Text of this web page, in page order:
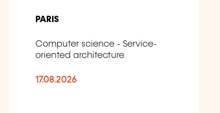
PARIS
Computer science - Service-
oriented architecture
17.08.2026